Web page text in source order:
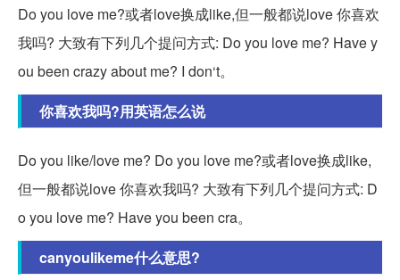
Do you love me?或者love换成like,但一般都说love 你喜欢
我吗? 大致有下列几个提问方式: Do you love me? Have y
ou been crazy about me? I don‘t。
你喜欢我吗?用英语怎么说
Do you like/love me? Do you love me?或者love换成like,
但一般都说love 你喜欢我吗? 大致有下列几个提问方式: D
o you love me? Have you been cra。
canyoulikeme什么意思?